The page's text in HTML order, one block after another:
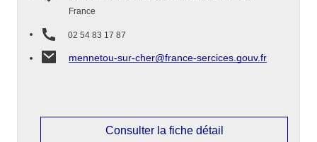
France
02 54 83 17 87
mennetou-sur-cher@france-sercices.gouv.fr
Consulter la fiche détail